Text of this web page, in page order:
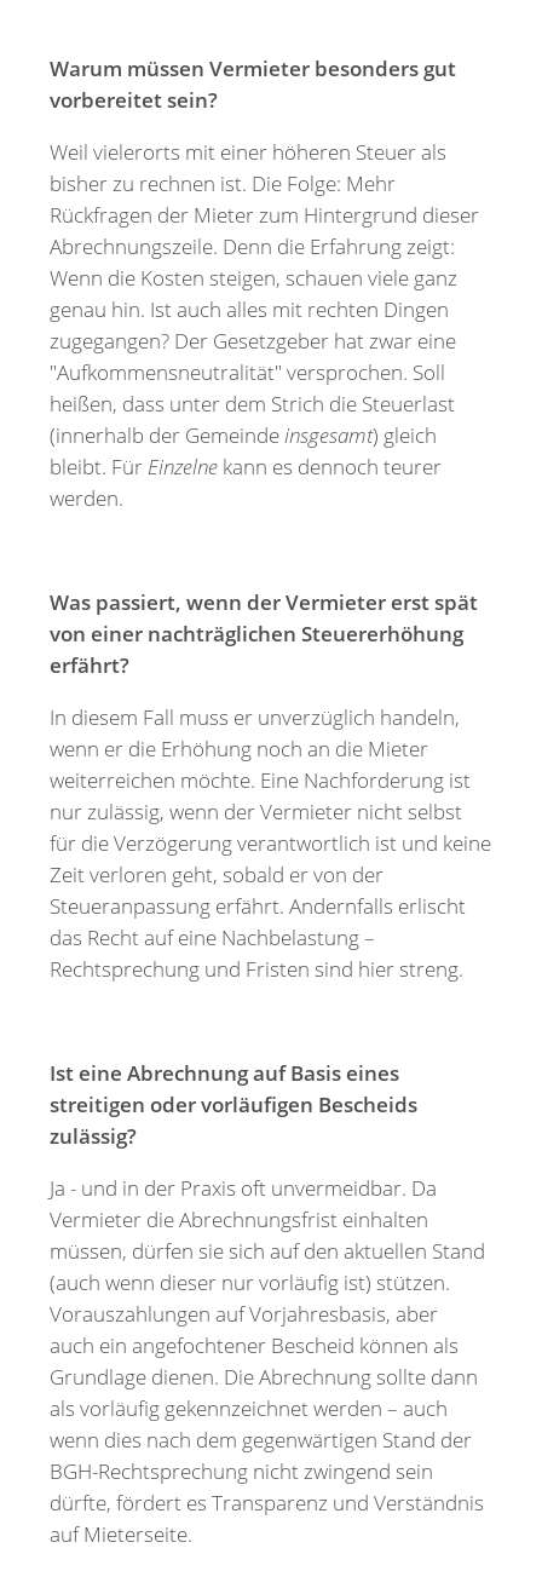
Warum müssen Vermieter besonders gut
vorbereitet sein?
Weil vielerorts mit einer höheren Steuer als
bisher zu rechnen ist. Die Folge: Mehr
Rückfragen der Mieter zum Hintergrund dieser
Abrechnungszeile. Denn die Erfahrung zeigt:
Wenn die Kosten steigen, schauen viele ganz
genau hin. Ist auch alles mit rechten Dingen
zugegangen? Der Gesetzgeber hat zwar eine
"Aufkommensneutralität" versprochen. Soll
heißen, dass unter dem Strich die Steuerlast
(innerhalb der Gemeindeinsgesamt) gleich
bleibt. Für Einzelne kann es dennoch teurer
werden.
Was passiert, wenn der Vermieter erst spät
von einer nachträglichen Steuererhöhung
erfährt?
In diesem Fall muss er unverzüglich handeln,
wenn er die Erhöhung noch an die Mieter
weiterreichen möchte. Eine Nachforderung ist
nur zulässig, wenn der Vermieter nicht selbst
für die Verzögerung verantwortlich ist und keine
Zeit verloren geht, sobald er von der
Steueranpassung erfährt. Andernfalls erlischt
das Recht auf eine Nachbelastung –
Rechtsprechung und Fristen sind hier streng.
Ist eine Abrechnung auf Basis eines
streitigen oder vorläufigen Bescheids
zulässig?
Ja - und in der Praxis oft unvermeidbar. Da
Vermieter die Abrechnungsfrist einhalten
müssen, dürfen sie sich auf den aktuellen Stand
(auch wenn dieser nur vorläufig ist) stützen.
Vorauszahlungen auf Vorjahresbasis, aber
auch ein angefochtener Bescheid können als
Grundlage dienen. Die Abrechnung sollte dann
als vorläufig gekennzeichnet werden – auch
wenn dies nach dem gegenwärtigen Stand der
BGH-Rechtsprechung nicht zwingend sein
dürfte, fördert es Transparenz und Verständnis
auf Mieterseite.